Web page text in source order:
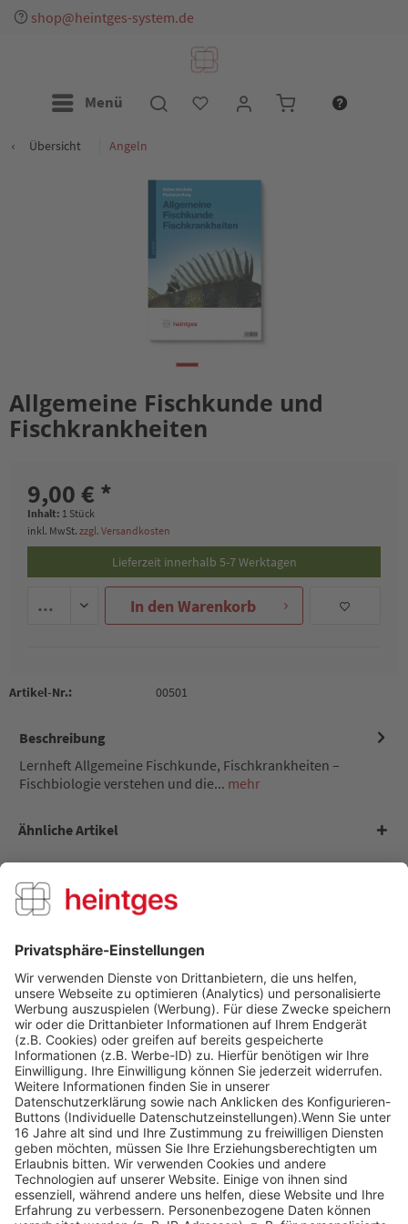
shop@heintges-system.de
Menü
Übersicht Angeln
Allgemeine Fischkunde und
Fischkrankheiten
9,00 € *
Inhalt: 1 Stück
inkl. MwSt. zzgl. Versandkosten
Lieferzeit innerhalb 5-7 Werktagen
In den Warenkorb
Artikel-Nr.: 00501
Beschreibung
Lernheft Allgemeine Fischkunde, Fischkrankheiten –
Fischbiologie verstehen und die... mehr
Ähnliche Artikel
Kunden haben sich ebenfalls angesehen
Über uns
Service Hotline
Shop Service
Informationen
Folge uns